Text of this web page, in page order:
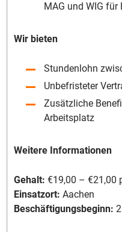
MAG und WIG für
Wir bieten
Stundenlohn
Unbefristeter
Zusätzliche
Arbeitsplatz
Weitere Informationen
Gehalt: €19,00 – €21,00
Einsatzort: Aachen
Beschäftigungsbeginn: